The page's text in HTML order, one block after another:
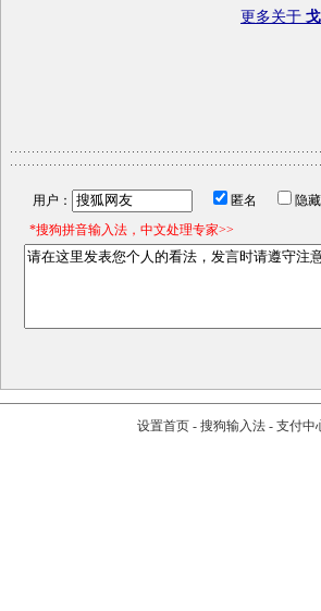
更多关于
用户： 匿名 隐
*搜狗拼音输入法，中文处理专家>>
设置首页- 搜狗输入法- 支付中